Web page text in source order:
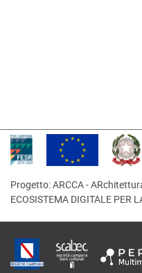
Progetto: ARCCA -
ECOSISTEMA DIGITALE PER
footer